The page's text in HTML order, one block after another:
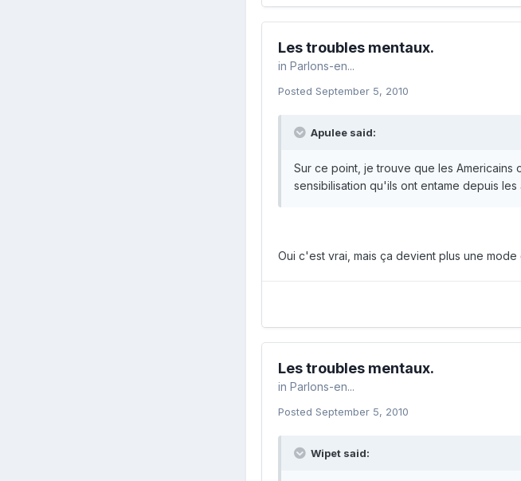
Les troubles mentaux.
in Parlons-en...
Posted September 5, 2010
Apulee said:
Sur ce point, je trouve que les
sensibilisation qu'ils ont entame depuis les
Oui c'est vrai, mais ça devient plus une mode
Les troubles mentaux.
in Parlons-en...
Posted September 5, 2010
Wipet said: